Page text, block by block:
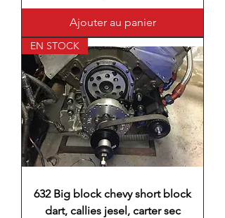
Ajouter au panier
EN STOCK
632 Big block chevy short block
dart, callies jesel, carter sec